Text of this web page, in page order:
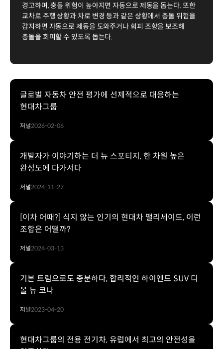
경고하며, 충돌 위험이 높아지면 자동으로 제동을 돕는다. 또한
교차로 주행 상황과 차로 변경 등과 같은 상황에서 충돌 위험을
감지하면 자동으로 제동을 도와주거나 회피 조향을 보조해
충돌을 회피할 수 있도록 돕는다.
글로벌 자동차 안전 평가에 선제적으로 대응하는
현대차그룹
저널2026-02-06
개발자가 이야기하는 더 뉴 스포티지, 한 차원 높은
완성도에 다가서다
저널2024-11-27
[이차 어때?] 식지 않는 인기의 현대차 팰리세이드, 이런
조합은 어떨까?
저널2024-03-13
기본 트림으로도 충분하다, 합리적인 하이엔드 SUV 디
올 뉴 코나
저널2023-04-20
현대차그룹의 전용 전기차, 유럽에서 최고의 안전성을